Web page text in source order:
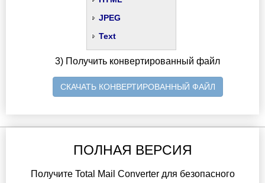
JPEG
Text
3) Получить конвертированный файл
СКАЧАТЬ КОНВЕРТИРОВАННЫЙ ФАЙЛ
ПОЛНАЯ ВЕРСИЯ
Получите Total Mail Converter для безопасного